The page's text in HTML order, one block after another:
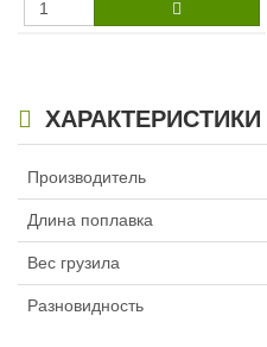
ХАРАКТЕРИСТИКИ
Производитель
Длина поплавка
Вес грузила
Разновидность